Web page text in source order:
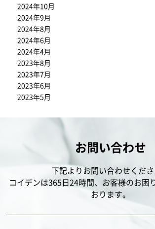
2024年10月
2024年9月
2024年8月
2024年6月
2024年4月
2023年8月
2023年7月
2023年6月
2023年5月
お問い合わせ
下記よりお問い合わせくださ
コイデンは365日24時間、お客様のお困
おります。